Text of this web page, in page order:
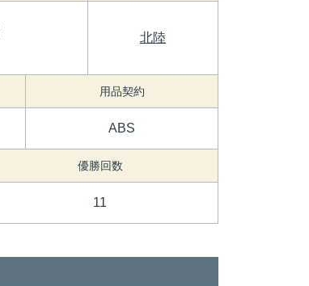
北陸
用品契約
ABS
優勝回数
11